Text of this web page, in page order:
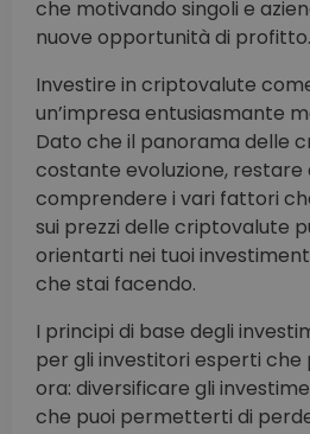
che motivando singoli e
nuove opportunità di profitto.
Investire in criptovalute
un’impresa entusiasmante
Dato che il panorama delle
costante evoluzione, restare
comprendere i vari fattori
sui prezzi delle criptovalute
orientarti nei tuoi
che stai facendo.
I principi di base degli
per gli investitori esperti che
ora: diversificare gli
che puoi permetterti di